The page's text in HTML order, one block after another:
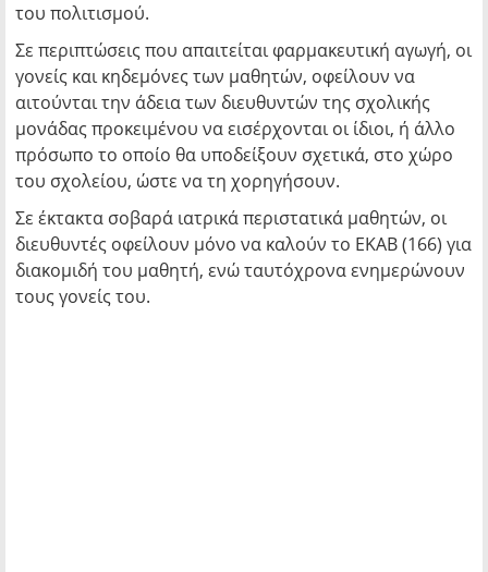
του πολιτισμού.
Σε περιπτώσεις που απαιτείται φαρμακευτική αγωγή, οι
γονείς και κηδεμόνες των μαθητών, οφείλουν να
αιτούνται την άδεια των διευθυντών της σχολικής
μονάδας προκειμένου να εισέρχονται οι ίδιοι, ή άλλο
πρόσωπο το οποίο θα υποδείξουν σχετικά, στο χώρο
του σχολείου, ώστε να τη χορηγήσουν.
Σε έκτακτα σοβαρά ιατρικά περιστατικά μαθητών, οι
διευθυντές οφείλουν μόνο να καλούν το ΕΚΑΒ (166) για
διακομιδή του μαθητή, ενώ ταυτόχρονα ενημερώνουν
τους γονείς του.